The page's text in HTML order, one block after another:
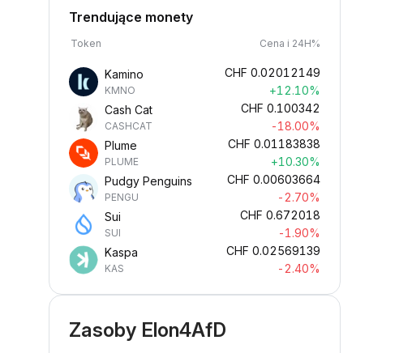
Trendujące monety
Token Cena i 24H%
Kamino
KMNO
CHF 0.02012149
+12.10%
Cash Cat
CASHCAT
CHF 0.100342
-18.00%
Plume
PLUME
CHF 0.01183838
+10.30%
Pudgy Penguins
PENGU
CHF 0.00603664
-2.70%
Sui
SUI
CHF 0.672018
-1.90%
Kaspa
KAS
CHF 0.02569139
-2.40%
Zasoby Elon4AfD